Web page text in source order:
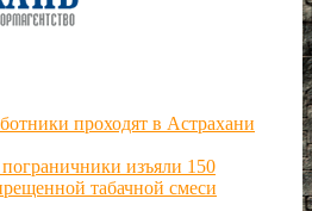
проходят в Астрахани
изъяли 150
табачной смеси